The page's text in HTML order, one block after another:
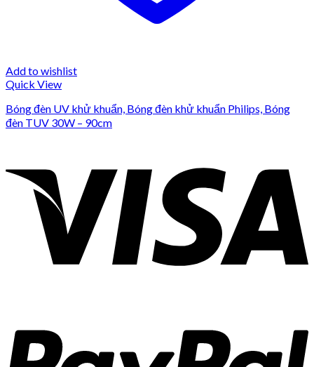
Add to wishlist
Quick View
Bóng đèn UV khử khuẩn, Bóng đèn khử khuẩn Philips, Bóng
đèn TUV 30W – 90cm